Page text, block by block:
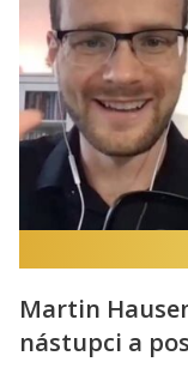
Kontakt
Obchodní
Hledaná fráze
Martin
nástupci a